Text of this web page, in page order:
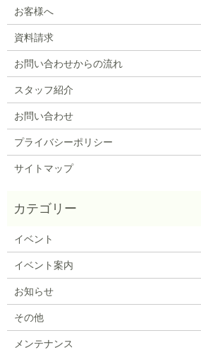
お客様へ
資料請求
お問い合わせからの流れ
スタッフ紹介
お問い合わせ
プライバシーポリシー
サイトマップ
イベント
イベント案内
お知らせ
その他
メンテナンス